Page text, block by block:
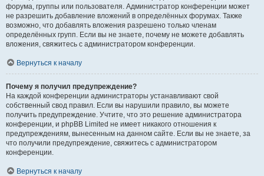
форума, группы или пользователя. Администратор конференции может
не разрешить добавление вложений в определённых форумах. Также
возможно, что добавлять вложения разрешено только членам
определённых групп. Если вы не знаете, почему не можете добавлять
вложения, свяжитесь с администратором конференции.
Вернуться к началу
Почему я получил предупреждение?
На каждой конференции администраторы устанавливают свой
собственный свод правил. Если вы нарушили правило, вы можете
получить предупреждение. Учтите, что это решение администратора
конференции, и phpBB Limited не имеет никакого отношения к
предупреждениям, вынесенным на данном сайте. Если вы не знаете, за
что получили предупреждение, свяжитесь с администратором
конференции.
Вернуться к началу